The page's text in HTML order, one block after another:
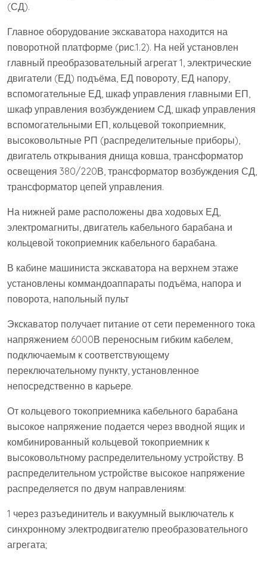
(СД).
Главное оборудование экскаватора находится на
поворотной платформе (рис.1.2). На ней установлен
главный преобразовательный агрегат 1, электрические
двигатели (ЕД) подъёма, ЕД повороту, ЕД напору,
вспомогательные ЕД, шкаф управления главными ЕП,
шкаф управления возбуждением СД, шкаф управления
вспомогательными ЕП, кольцевой токоприемник,
высоковольтные РП (распределительные приборы),
двигатель открывания днища ковша, трансформатор
освещения 380/220В, трансформатор возбуждения СД,
трансформатор цепей управления.
На нижней раме расположены два ходовых ЕД,
электромагниты, двигатель кабельного барабана и
кольцевой токоприемник кабельного барабана.
В кабине машиниста экскаватора на верхнем этаже
установлены коммандоаппараты подъёма, напора и
поворота, напольный пульт
Экскаватор получает питание от сети переменного тока
напряжением 6000В переносным гибким кабелем,
подключаемым к соответствующему
переключательному пункту, установленное
непосредственно в карьере.
От кольцевого токоприемника кабельного барабана
высокое напряжение подается через вводной ящик и
комбинированный кольцевой токоприемник к
высоковольтному распределительному устройству. В
распределительном устройстве высокое напряжение
распределяется по двум направлениям:
1 через разъединитель и вакуумный выключатель к
синхронному электродвигателю преобразовательного
агрегата;